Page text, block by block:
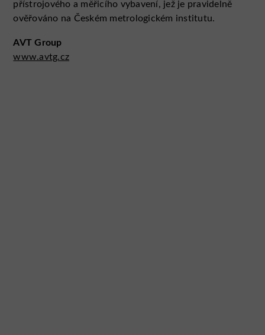
přístrojového a měřicího vybavení, jež je pravidelně
ověřováno na Českém metrologickém institutu.
AVT Group
www.avtg.cz